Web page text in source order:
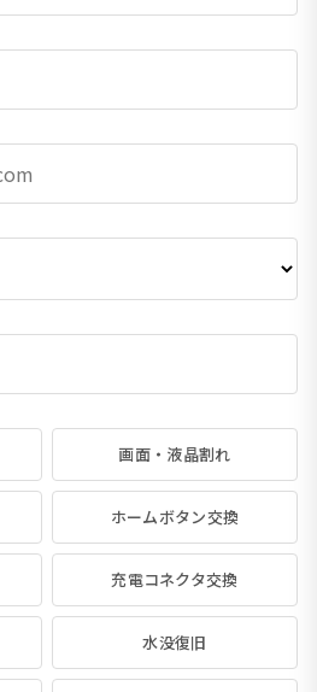
画面・液晶割れ
ホームボタン交換
充電コネクタ交換
水没復旧